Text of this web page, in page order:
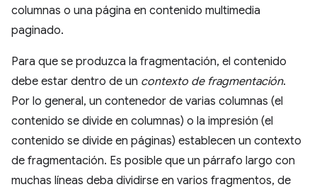
columnas o una página en contenido multimedia
paginado.
Para que se produzca la fragmentación, el contenido
debe estar dentro de un contexto de fragmentación.
Por lo general, un contenedor de varias columnas (el
contenido se divide en columnas) o la impresión (el
contenido se divide en páginas) establecen un contexto
de fragmentación. Es posible que un párrafo largo con
muchas líneas deba dividirse en varios fragmentos, de